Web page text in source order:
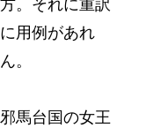
。それに重訳
用例があれ
。
馬台国の女王